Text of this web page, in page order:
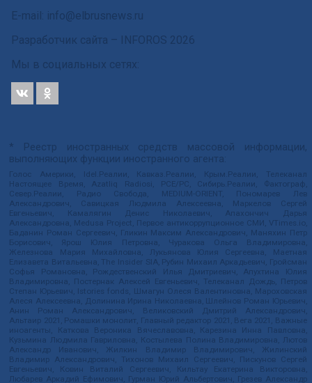
E-mail: info@elbrusnews.ru
Разработчик сайта – INFOROS 2026
Мы в социальных сетях:
* Реестр иностранных средств массовой информации,
выполняющих функции иностранного агента:
Голос Америки, Idel.Реалии, Кавказ.Реалии, Крым.Реалии, Телеканал
Настоящее Время, Azatliq Radiosi, PCE/PC, Сибирь.Реалии, Фактограф,
Север.Реалии, Радио Свобода, MEDIUM-ORIENT, Пономарев Лев
Александрович, Савицкая Людмила Алексеевна, Маркелов Сергей
Евгеньевич, Камалягин Денис Николаевич, Апахончич Дарья
Александровна, Medusa Project, Первое антикоррупционное СМИ, VTimes.io,
Баданин Роман Сергеевич, Гликин Максим Александрович, Маняхин Петр
Борисович, Ярош Юлия Петровна, Чуракова Ольга Владимировна,
Железнова Мария Михайловна, Лукьянова Юлия Сергеевна, Маетная
Елизавета Витальевна, The Insider SIA, Рубин Михаил Аркадьевич, Гройсман
Софья Романовна, Рождественский Илья Дмитриевич, Апухтина Юлия
Владимировна, Постернак Алексей Евгеньевич, Телеканал Дождь, Петров
Степан Юрьевич, Istories fonds, Шмагун Олеся Валентиновна, Мароховская
Алеся Алексеевна, Долинина Ирина Николаевна, Шлейнов Роман Юрьевич,
Анин Роман Александрович, Великовский Дмитрий Александрович,
Альтаир 2021, Ромашки монолит, Главный редактор 2021, Вега 2021, Важные
иноагенты, Каткова Вероника Вячеславовна, Карезина Инна Павловна,
Кузьмина Людмила Гавриловна, Костылева Полина Владимировна, Лютов
Александр Иванович, Жилкин Владимир Владимирович, Жилинский
Владимир Александрович, Тихонов Михаил Сергеевич, Пискунов Сергей
Евгеньевич, Ковин Виталий Сергеевич, Кильтау Екатерина Викторовна,
Любарев Аркадий Ефимович, Гурман Юрий Альбертович, Грезев Александр